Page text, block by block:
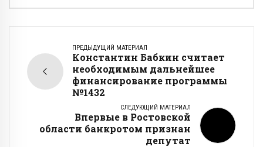
ПРЕДЫДУЩИЙ МАТЕРИАЛ
Константин Бабкин считает
необходимым дальнейшее
финансирование программы
№1432
СЛЕДУЮЩИЙ МАТЕРИАЛ
Впервые в Ростовской
области банкротом признан
депутат